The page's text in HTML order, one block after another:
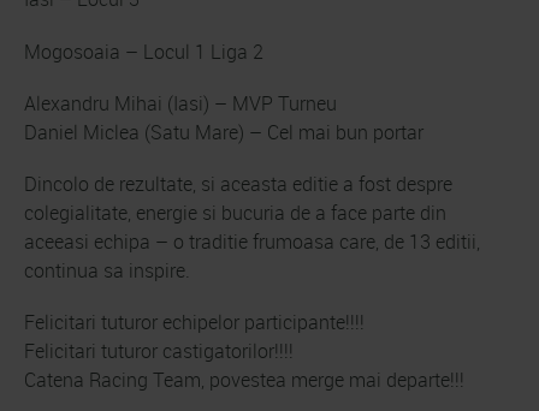
Mogosoaia – Locul 1 Liga 2
Alexandru Mihai (Iasi) – MVP Turneu
Daniel Miclea (Satu Mare) – Cel mai bun portar
Dincolo de rezultate, si aceasta editie a fost despre
colegialitate, energie si bucuria de a face parte din
aceeasi echipa – o traditie frumoasa care, de 13 editii,
continua sa inspire.
Felicitari tuturor echipelor participante!!!!
Felicitari tuturor castigatorilor!!!!
Catena Racing Team, povestea merge mai departe!!!